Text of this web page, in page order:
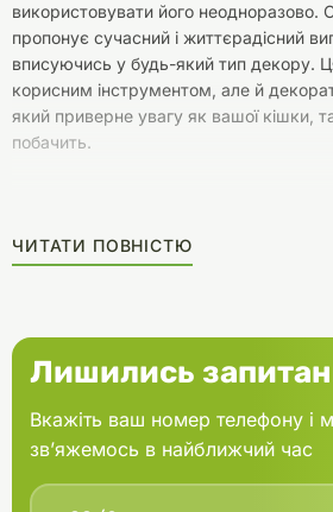
використовувати його
пропонує сучасний і життєрадісний
вписуючись у будь-який тип декору.
корисним інструментом, але й
який приверне увагу як вашої кішки,
побачить.
ЧИТАТИ ПОВНІСТЮ
Лишились
Вкажіть ваш номер телефону і
зв’яжемось в найближчий час